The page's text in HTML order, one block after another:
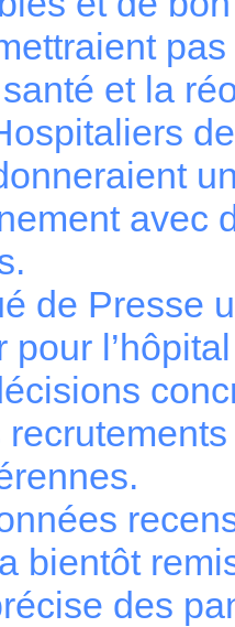
et la
avec
de Presse
pour
bientôt
des